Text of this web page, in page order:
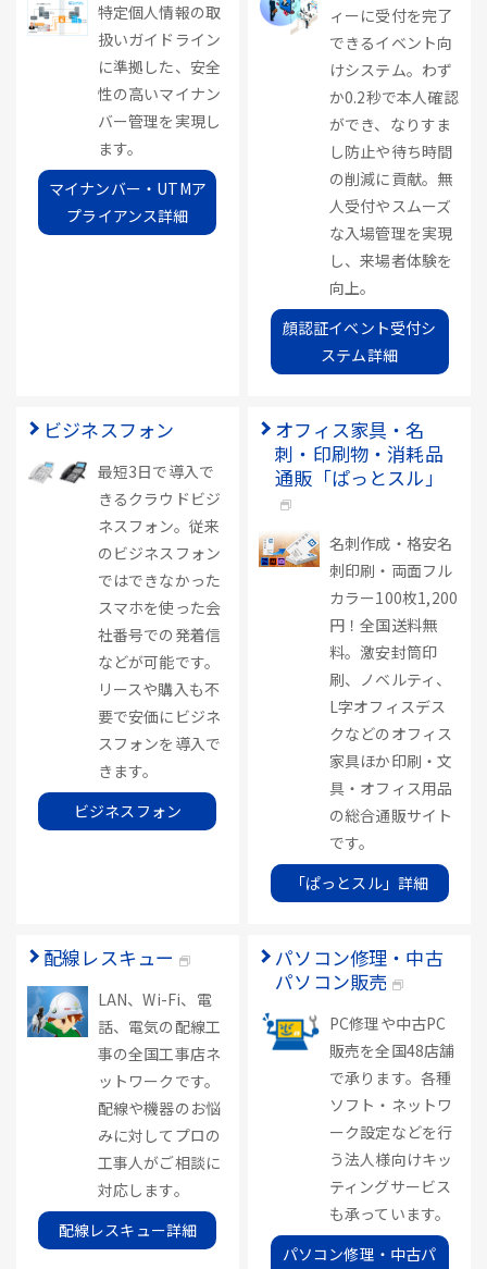
特定個人情報の取
扱いガイドライン
に準拠した、安全
性の高いマイナン
バー管理を実現し
ます。
マイナンバー・UTMア
プライアンス詳細
ィーに受付を完了
できるイベント向
けシステム。わず
か0.2秒で本人確認
ができ、なりすま
し防止や待ち時間
の削減に貢献。無
人受付やスムーズ
な入場管理を実現
し、来場者体験を
向上。
顔認証イベント受付シ
ステム詳細
ビジネスフォン
最短3日で導入で
きるクラウドビジ
ネスフォン。従来
のビジネスフォン
ではできなかった
スマホを使った会
社番号での発着信
などが可能です。
リースや購入も不
要で安価にビジネ
スフォンを導入で
きます。
ビジネスフォン
オフィス家具・名
刺・印刷物・消耗品
通販「ぱっとスル」
名刺作成・格安名
刺印刷・両面フル
カラー100枚1,200
円！全国送料無
料。激安封筒印
刷、ノベルティ、
L字オフィスデス
クなどのオフィス
家具ほか印刷・文
具・オフィス用品
の総合通販サイト
です。
「ぱっとスル」詳細
配線レスキュー
LAN、Wi-Fi、電
話、電気の配線工
事の全国工事店ネ
ットワークです。
配線や機器のお悩
みに対してプロの
工事人がご相談に
対応します。
配線レスキュー詳細
パソコン修理・中古
パソコン販売
PC修理や中古PC
販売を全国48店舗
で承ります。各種
ソフト・ネットワ
ーク設定などを行
う法人様向けキッ
ティングサービス
も承っています。
パソコン修理・中古パ